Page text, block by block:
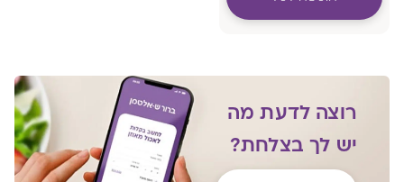
רוצה לדעת מה
יש לך בצלחת?